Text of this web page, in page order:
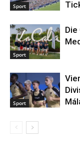
Sport
Sport
Sport